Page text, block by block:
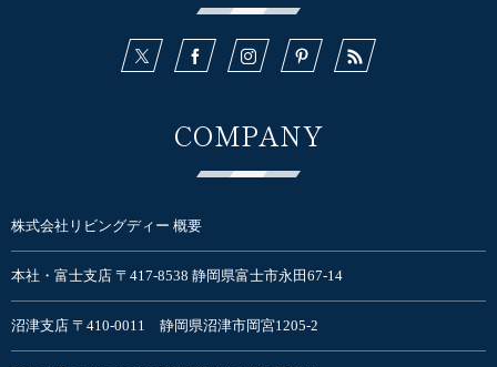
COMPANY
株式会社リビングディー 概要
本社・富士支店 〒417-8538 静岡県富士市永田67-14
沼津支店 〒410-0011 静岡県沼津市岡宮1205-2